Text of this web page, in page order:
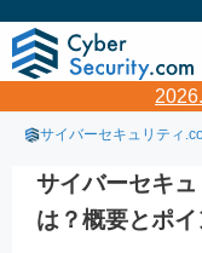
サイバーセキュリティ
サイバーセキ
は？概要とポ